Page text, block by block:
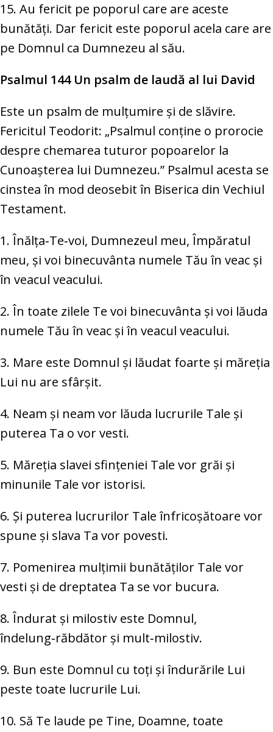
15. Au fericit pe poporul care are aceste
bunătăți. Dar fericit este poporul acela care are
pe Domnul ca Dumnezeu al său.
Psalmul 144 Un psalm de laudă al lui David
Este un psalm de mulţumire şi de slăvire.
Fericitul Teodorit: „Psalmul conţine o prorocie
despre chemarea tuturor popoarelor la
Cunoaşterea lui Dumnezeu.” Psalmul acesta se
cinstea în mod deosebit în Biserica din Vechiul
Testament.
1. Înălța‑Te‑voi, Dumnezeul meu, Împăratul
meu, și voi binecuvânta numele Tău în veac și
în veacul veacului.
2. În toate zilele Te voi binecuvânta și voi lăuda
numele Tău în veac și în veacul veacului.
3. Mare este Domnul și lăudat foarte și măreția
Lui nu are sfârșit.
4. Neam și neam vor lăuda lucrurile Tale și
puterea Ta o vor vesti.
5. Măreția slavei sfințeniei Tale vor grăi și
minunile Tale vor istorisi.
6. Și puterea lucrurilor Tale înfricoșătoare vor
spune și slava Ta vor povesti.
7. Pomenirea mulțimii bunătăților Tale vor
vesti și de dreptatea Ta se vor bucura.
8. Îndurat și milostiv este Domnul,
îndelung‑răbdător și mult‑milostiv.
9. Bun este Domnul cu toți și îndurările Lui
peste toate lucrurile Lui.
10. Să Te laude pe Tine, Doamne, toate